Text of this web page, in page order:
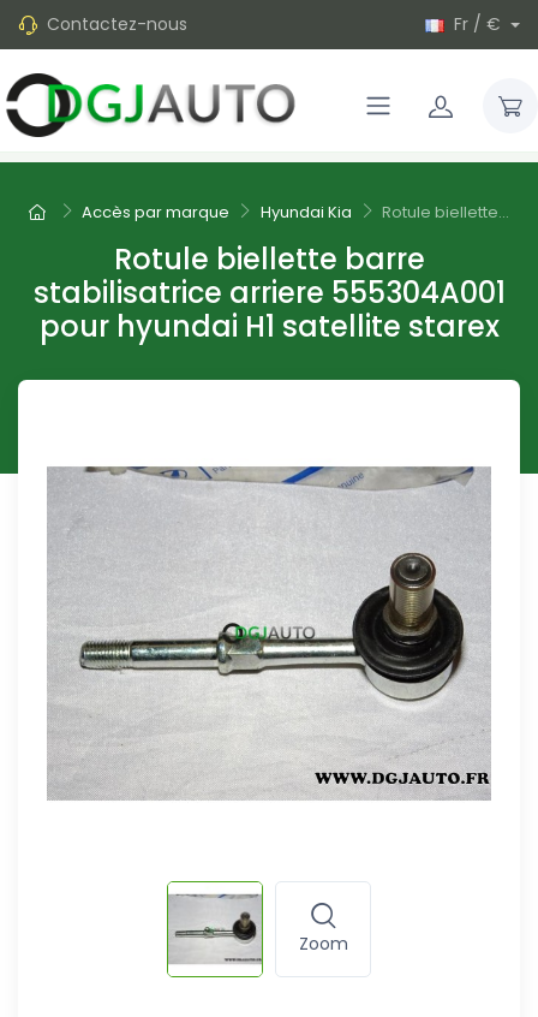
Contactez-nous Fr / €
Accès par marque Hyundai Kia Rotule biellette...
Rotule biellette barre
stabilisatrice arriere 555304A001
pour hyundai H1 satellite starex
Zoom